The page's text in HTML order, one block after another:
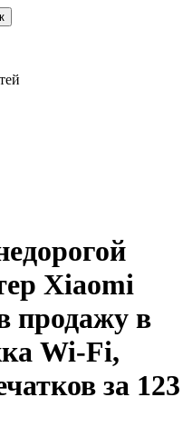
Xiaomi
продажу в
Wi-Fi,
за 123